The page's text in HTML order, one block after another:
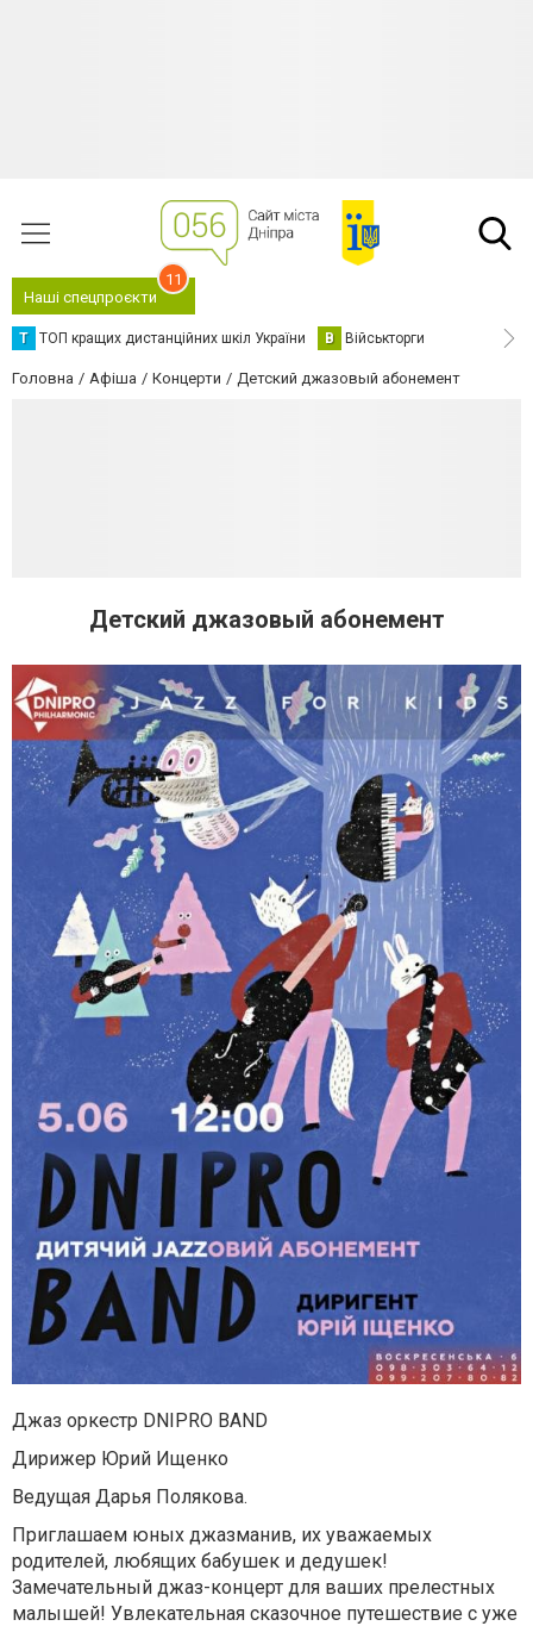
Наші спецпроєкти
11
Т ТОП кращих дистанційних шкіл України В Військторги
Головна Афіша Концерти Детский джазовый абонемент
Детский джазовый абонемент
Джаз оркестр DNIPRO BAND
Дирижер Юрий Ищенко
Ведущая Дарья Полякова.
Приглашаем юных джазманив, их уважаемых
родителей, любящих бабушек и дедушек!
Замечательный джаз-концерт для ваших прелестных
малышей! Увлекательная сказочное путешествие с уже